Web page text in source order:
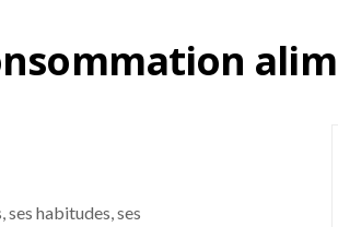
ses habitudes, ses